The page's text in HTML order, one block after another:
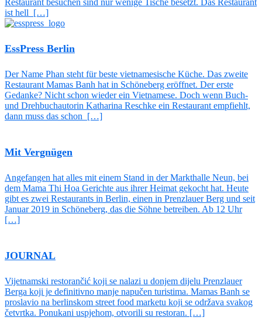
ist hell […]
EssPress Berlin
Der Name Phan steht für beste vietnamesische Küche. Das zweite
Restaurant Mamas Banh hat in Schöneberg eröffnet. Der erste
Gedanke? Nicht schon wieder ein Vietnamese. Doch wenn Buch-
und Drehbuch­autorin Katharina Reschke ein Restaurant empfiehlt,
dann muss das schon […]
Mit Vergnügen
Angefangen hat alles mit einem Stand in der Markthalle Neun, bei
dem Mama Thi Hoa Gerichte aus ihrer Heimat gekocht hat. Heute
gibt es zwei Restaurants in Berlin, einen in Prenzlauer Berg und seit
Januar 2019 in Schöneberg, das die Söhne betreiben. Ab 12 Uhr
[…]
JOURNAL
Vijetnamski restorančić koji se nalazi u donjem dijelu Prenzlauer
Berga koji je definitivno manje napučen turistima. Mamas Banh se
proslavio na berlinskom street food marketu koji se održava svakog
četvrtka. Ponukani uspjehom, otvorili su restoran. […]